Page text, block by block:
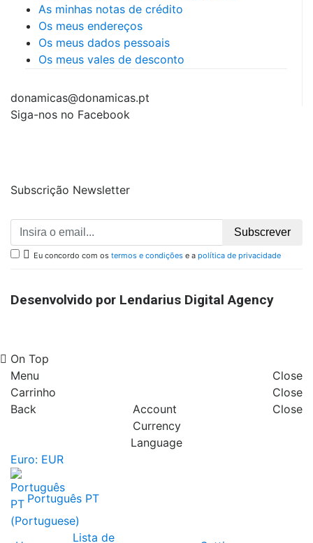
As minhas notas de crédito
Os meus endereços
Os meus dados pessoais
Os meus vales de desconto
donamicas@donamicas.pt
Siga-nos no Facebook
Subscrição Newsletter
Subscrever
 Eu concordo com os termos e condições e a política de privacidade
Desenvolvido por Lendarius Digital Agency
On Top
Menu
Close
Carrinho
Close
Back
Account
Close
Currency
Language
Euro: EUR
Português PT
Lista de